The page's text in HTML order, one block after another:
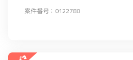
案件番号：0122780